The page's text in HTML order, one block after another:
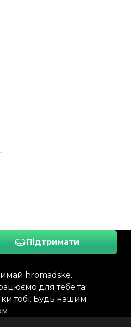
Підтримати
hromadske.
для тебе та
тобі. Будь нашим